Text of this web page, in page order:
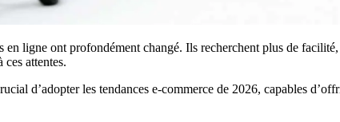
en ligne ont profondément changé. Ils recherchent plus de
attentes.
d’adopter les tendances e-commerce de 2026, capables